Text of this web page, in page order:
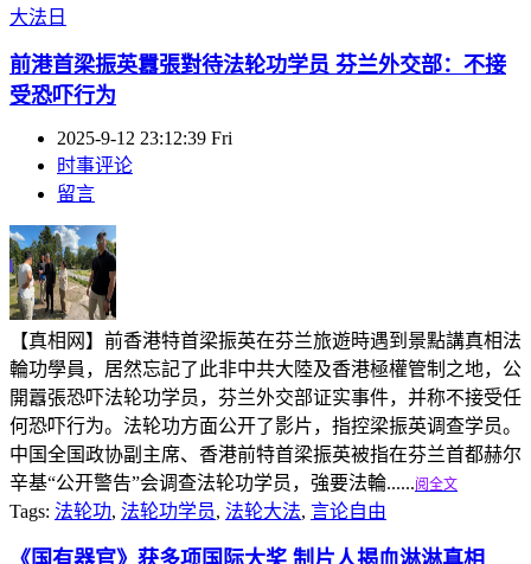
大法日
前港首梁振英囂張對待法轮功学员 芬兰外交部：不接
受恐吓行为
2025-9-12 23:12:39 Fri
时事评论
留言
【真相网】前香港特首梁振英在芬兰旅遊時遇到景點講真相法
輪功學員，居然忘記了此非中共大陸及香港極權管制之地，公
開囂張恐吓法轮功学员，芬兰外交部证实事件，并称不接受任
何恐吓行为。法轮功方面公开了影片，指控梁振英调查学员。
中国全国政协副主席、香港前特首梁振英被指在芬兰首都赫尔
辛基“公开警告”会调查法轮功学员，強要法輪......阅全文
Tags: 法轮功, 法轮功学员, 法轮大法, 言论自由
《国有器官》获多项国际大奖 制片人揭血淋淋真相